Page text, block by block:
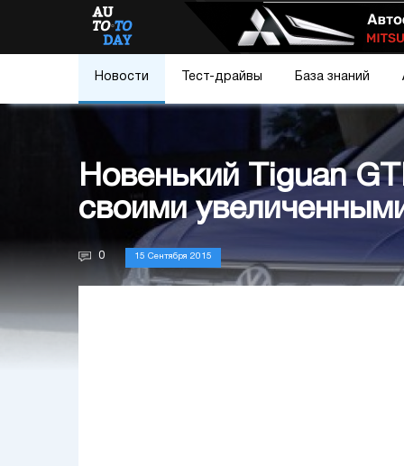
Новости Тест-драйвы База знаний
Новенький Tiguan
своими
0 15 Сентября 2015